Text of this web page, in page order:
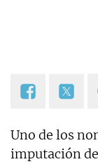
Uno de los
imputación